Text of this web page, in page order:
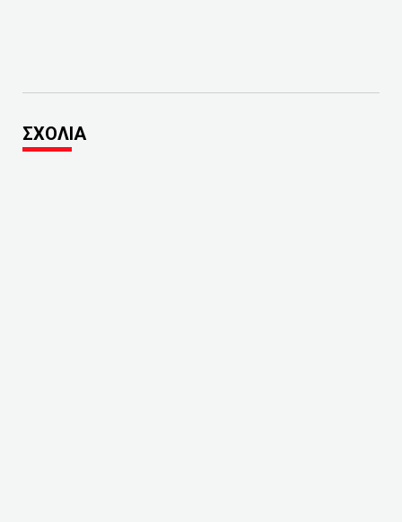
ΣΧΟΛΙΑ